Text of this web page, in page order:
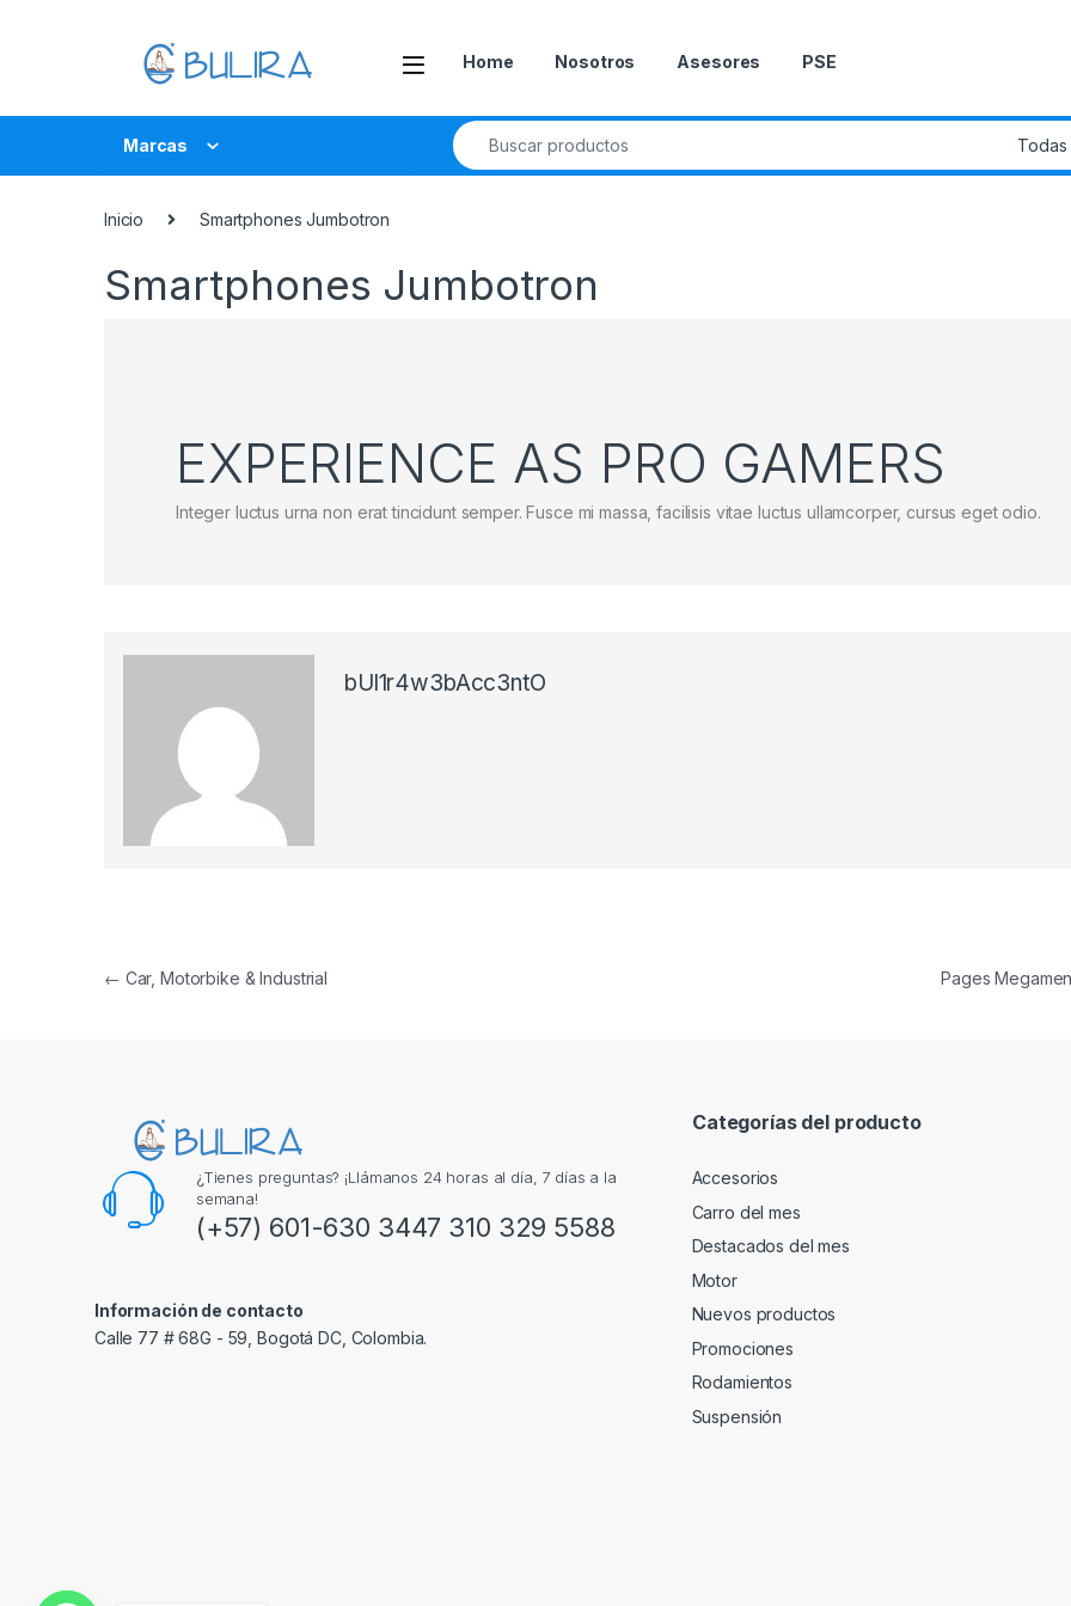
Home Nosotros Asesores PSE
Marcas
Inicio Smartphones Jumbotron
Smartphones Jumbotron
EXPERIENCE AS PRO GAMERS
Integer luctus urna non erat tincidunt semper. Fusce mi massa, facilisis vitae luctus ullamcorper, cursus eget odio.
bUl1r4w3bAcc3ntO
← Car, Motorbike & Industrial Pages
¿Tienes preguntas? ¡Llámanos 24 horas al día, 7 días a la
semana!
(+57) 601-630 3447 310 329 5588
Información de contacto
Calle 77 # 68G - 59, Bogotá DC, Colombia.
Categorías del producto
Accesorios
Carro del mes
Destacados del mes
Motor
Nuevos productos
Promociones
Rodamientos
Suspensión